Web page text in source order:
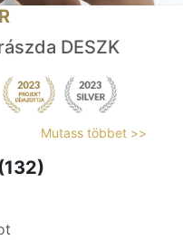
DESZK
Mutass többet >>